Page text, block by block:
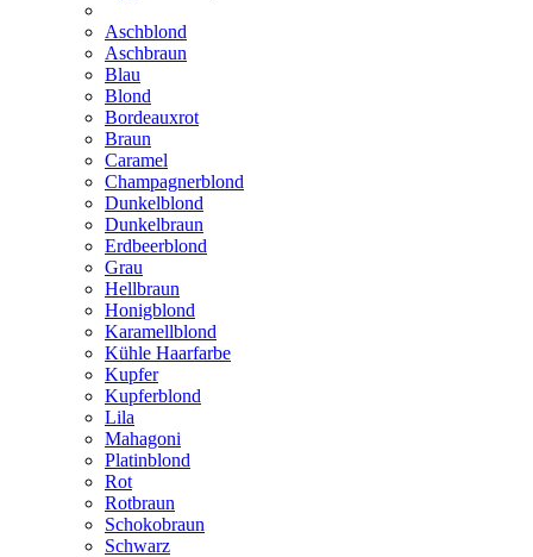
Aschblond
Aschbraun
Blau
Blond
Bordeauxrot
Braun
Caramel
Champagnerblond
Dunkelblond
Dunkelbraun
Erdbeerblond
Grau
Hellbraun
Honigblond
Karamellblond
Kühle Haarfarbe
Kupfer
Kupferblond
Lila
Mahagoni
Platinblond
Rot
Rotbraun
Schokobraun
Schwarz